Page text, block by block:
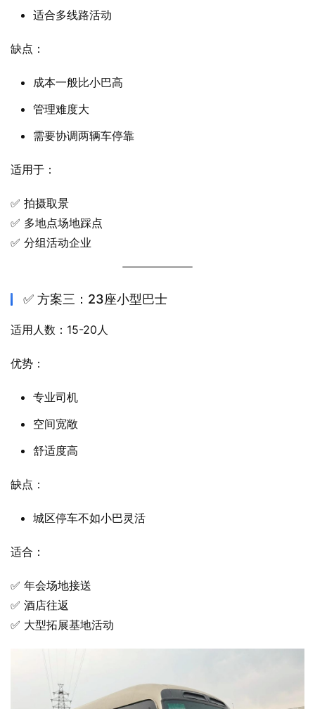
适合多线路活动
缺点：
成本一般比小巴高
管理难度大
需要协调两辆车停靠
适用于：
✅ 拍摄取景
✅ 多地点场地踩点
✅ 分组活动企业
✅ 方案三：23座小型巴士
适用人数：15-20人
优势：
专业司机
空间宽敞
舒适度高
缺点：
城区停车不如小巴灵活
适合：
✅ 年会场地接送
✅ 酒店往返
✅ 大型拓展基地活动